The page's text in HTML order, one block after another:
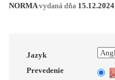
NORMAvydaná dňa 15.12.2024
Jazyk
Prevedenie